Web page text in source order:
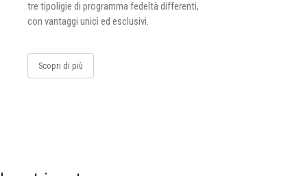
tre tipoligie di programma fedeltà differenti,
con vantaggi unici ed esclusivi.
Scopri di più